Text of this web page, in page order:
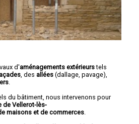
d'aménagements extérieurstels
, des allées (dallage, pavage),
du bâtiment, nous intervenons pour
de Vellerot-lès-
maisons et de commerces